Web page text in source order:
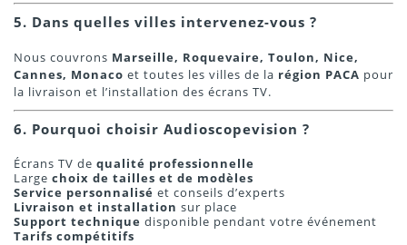
5. Dans quelles villes intervenez-vous ?
Nous couvrons Marseille, Roquevaire, Toulon, Nice,
Cannes, Monaco et toutes les villes de la région PACA pour
la livraison et l’installation des écrans TV.
6. Pourquoi choisir Audioscopevision ?
Écrans TV de qualité professionnelle
Large choix de tailles et de modèles
Service personnalisé et conseils d’experts
Livraison et installation sur place
Support technique disponible pendant votre événement
Tarifs compétitifs